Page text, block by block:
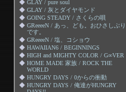
◆ GLAY / pure soul
◆ GLAY / 灰とダイヤモンド
◆ GOING STEADY / さくらの唄
◆ GReeeeN / あっ、ども。おひさしぶり
です。
◆ GReeeeN / 塩、コショウ
◆ HAWAIIAN6 / BEGINNINGS
◆ HIGH and MIGHTY COLOR / G∞VER
◆ HOME MADE 家族 / ROCK THE
WORLD
◆ HUNGRY DAYS / 0からの衝動
◆ HUNGRY DAYS / 俺達がHUNGRY